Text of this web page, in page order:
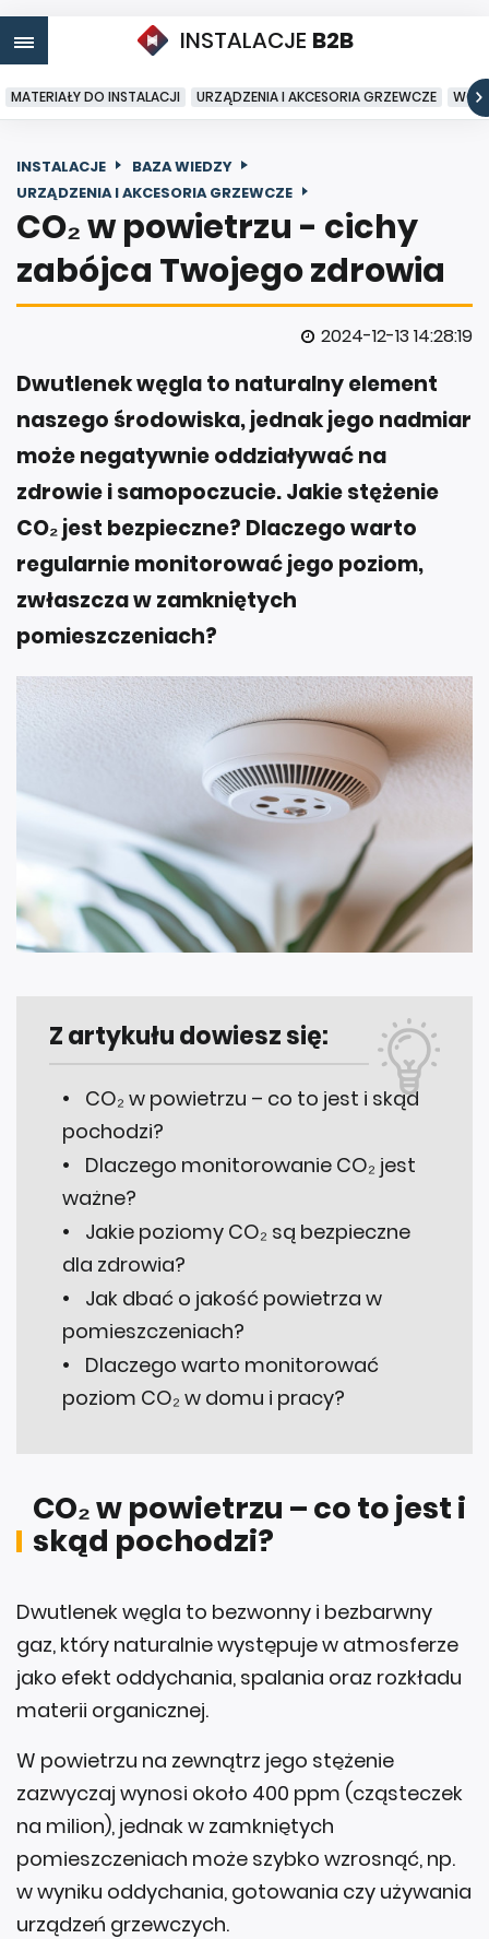
INSTALACJE B2B
MATERIAŁY DO INSTALACJI URZĄDZENIA I AKCESORIA GRZEWCZE
INSTALACJE
BAZA WIEDZY
URZĄDZENIA I AKCESORIA GRZEWCZE
CO₂ w powietrzu - cichy
zabójca Twojego zdrowia
2024-12-13 14:28:19
Dwutlenek węgla to naturalny element
naszego środowiska, jednak jego nadmiar
może negatywnie oddziaływać na
zdrowie i samopoczucie. Jakie stężenie
CO₂ jest bezpieczne? Dlaczego warto
regularnie monitorować jego poziom,
zwłaszcza w zamkniętych
pomieszczeniach?
Z artykułu dowiesz się:
CO₂ w powietrzu – co to jest i skąd
pochodzi?
Dlaczego monitorowanie CO₂ jest
ważne?
Jakie poziomy CO₂ są bezpieczne
dla zdrowia?
Jak dbać o jakość powietrza w
pomieszczeniach?
Dlaczego warto monitorować
poziom CO₂ w domu i pracy?
CO₂ w powietrzu – co to jest i
skąd pochodzi?
Dwutlenek węgla to bezwonny i bezbarwny
gaz, który naturalnie występuje w atmosferze
jako efekt oddychania, spalania oraz rozkładu
materii organicznej.
W powietrzu na zewnątrz jego stężenie
zazwyczaj wynosi około 400 ppm (cząsteczek
na milion), jednak w zamkniętych
pomieszczeniach może szybko wzrosnąć, np.
w wyniku oddychania, gotowania czy używania
urządzeń grzewczych.